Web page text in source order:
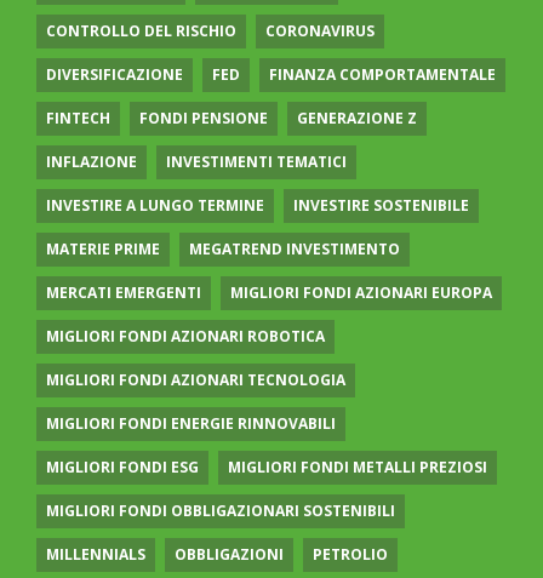
CONTROLLO DEL RISCHIO CORONAVIRUS
DIVERSIFICAZIONE FED FINANZA COMPORTAMENTALE
FINTECH FONDI PENSIONE GENERAZIONE Z
INFLAZIONE INVESTIMENTI TEMATICI
INVESTIRE A LUNGO TERMINE INVESTIRE SOSTENIBILE
MATERIE PRIME MEGATREND INVESTIMENTO
MERCATI EMERGENTI MIGLIORI FONDI AZIONARI EUROPA
MIGLIORI FONDI AZIONARI ROBOTICA
MIGLIORI FONDI AZIONARI TECNOLOGIA
MIGLIORI FONDI ENERGIE RINNOVABILI
MIGLIORI FONDI ESG MIGLIORI FONDI METALLI PREZIOSI
MIGLIORI FONDI OBBLIGAZIONARI SOSTENIBILI
MILLENNIALS OBBLIGAZIONI PETROLIO